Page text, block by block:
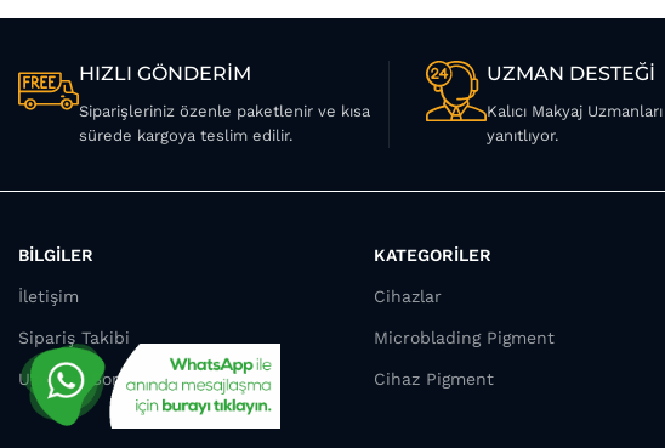
HIZLI GÖNDERİM
Siparişleriniz özenle paketlenir ve kısa
sürede kargoya teslim edilir.
UZMAN DESTEĞİ
Kalıcı Makyaj Uzmanları
yanıtlıyor.
BİLGİLER
İletişim
Sipariş Takibi
Uzmana Sor
KATEGORİLER
Cihazlar
Microblading Pigment
Cihaz Pigment